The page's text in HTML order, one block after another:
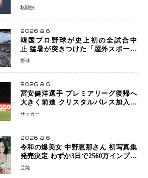
キックボクシングが直面する“技術
格闘技
2026.8.6
韓国プロ野球が史上初の全試合中
止 猛暑が突きつけた「屋外スポーツ
の限界」 日本発のドーム型施設時代
野球
2026.8.6
冨安健洋選手 プレミアリーグ復帰へ
大きく前進 クリスタルパレス加入目
前 メディカルチェックも通過
サッカー
2026.8.6
令和の爆美女 中野恵那さん 初写真集
発売決定 わずか3日で2560万インプレ
ッションを記録した話題の美貌を凝縮
芸能